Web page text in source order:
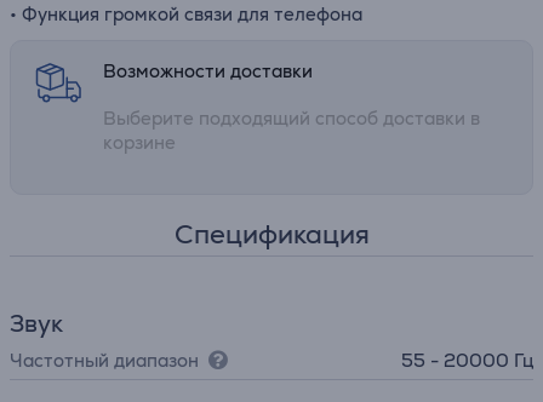
• Функция громкой связи для телефона
Возможности доставки
Выберите подходящий способ доставки в
корзине
Спецификация
Звук
Частотный диапазон 55 - 20000 Гц